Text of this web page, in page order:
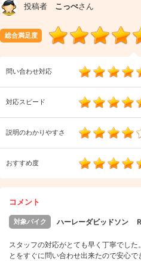
投稿者 こっぺさん
総合満足度
問い合わせ対応
対応スピード
説明のわかりやすさ
おすすめ度
コメント
対象バイク ハーレーダビッドソン
スタッフの対応がとても早く丁寧でし
とをすぐに問い合わせ出来たので安心